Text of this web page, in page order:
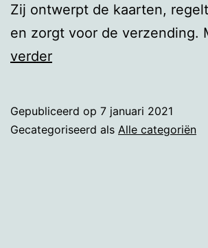
Zij ontwerpt de kaarten,
en zorgt voor de verzending.
verderHet
niet
Gepubliceerd op 7 januari 2021
Gecategoriseerd als Alle categoriën